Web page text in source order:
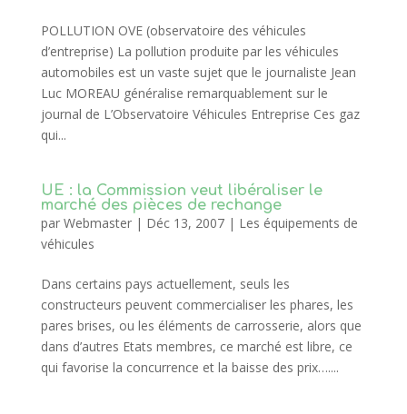
POLLUTION OVE (observatoire des véhicules
d’entreprise) La pollution produite par les véhicules
automobiles est un vaste sujet que le journaliste Jean
Luc MOREAU généralise remarquablement sur le
journal de L’Observatoire Véhicules Entreprise Ces gaz
qui...
UE : la Commission veut libéraliser le
marché des pièces de rechange
par Webmaster| Déc 13, 2007| Les équipements de
véhicules
Dans certains pays actuellement, seuls les
constructeurs peuvent commercialiser les phares, les
pares brises, ou les éléments de carrosserie, alors que
dans d’autres Etats membres, ce marché est libre, ce
qui favorise la concurrence et la baisse des prix…....